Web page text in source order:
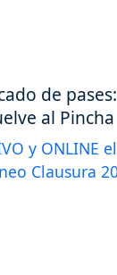
de pases:
al Pincha